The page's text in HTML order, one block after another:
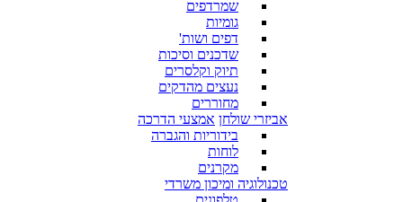
שמרדפים
גומיות
דפים ושות'
שדכנים וסיכות
תיוק וקלסרים
נעצים מהדקים
מחוררים
אביזרי שולחן אמצעי הדרכה
בידוריות והגברה
לוחות
מקרנים
טכנולוגיה ומיכון משרדי